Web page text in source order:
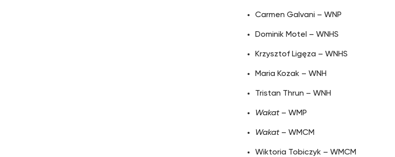
Carmen Galvani – WNP
Dominik Motel – WNHS
Krzysztof Ligęza – WNHS
Maria Kozak – WNH
Tristan Thrun – WNH
Wakat – WMP
Wakat – WMCM
Wiktoria Tobiczyk – WMCM